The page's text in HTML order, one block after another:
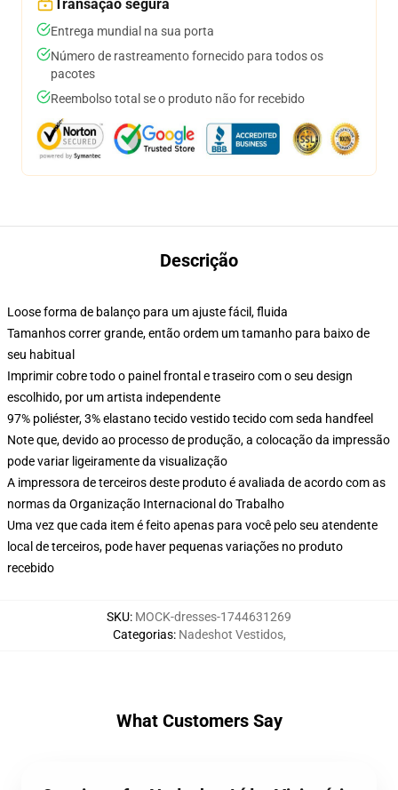
Transação segura
Entrega mundial na sua porta
Número de rastreamento fornecido para todos os
pacotes
Reembolso total se o produto não for recebido
Descrição
Loose forma de balanço para um ajuste fácil, fluida
Tamanhos correr grande, então ordem um tamanho para baixo de
seu habitual
Imprimir cobre todo o painel frontal e traseiro com o seu design
escolhido, por um artista independente
97% poliéster, 3% elastano tecido vestido tecido com seda handfeel
Note que, devido ao processo de produção, a colocação da impressão
pode variar ligeiramente da visualização
A impressora de terceiros deste produto é avaliada de acordo com as
normas da Organização Internacional do Trabalho
Uma vez que cada item é feito apenas para você pelo seu atendente
local de terceiros, pode haver pequenas variações no produto
recebido
SKU: MOCK-dresses-1744631269
Categorias: Nadeshot Vestidos,
What Customers Say